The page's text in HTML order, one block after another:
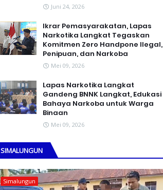
Juni 24, 2026
Ikrar Pemasyarakatan, Lapas
Narkotika Langkat Tegaskan
Komitmen Zero Handpone llegal,
Penipuan, dan Narkoba
Mei 09, 2026
Lapas Narkotika Langkat
Gandeng BNNK Langkat, Edukasi
Bahaya Narkoba untuk Warga
Binaan
Mei 09, 2026
SIMALUNGUN
Simalungun